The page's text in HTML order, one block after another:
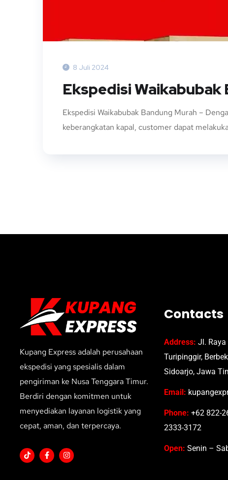
8 Juli 2024
Ekspedisi Waikabubak
Ekspedisi Waikabubak Bandung Murah –
keberangkatan kapal, customer dapat
Kupang Express adalah perusahaan
ekspedisi yang spesialis dalam
pengiriman ke Nusa Tenggara Timur.
Berdiri dengan komitmen untuk
menyediakan layanan logistik yang
cepat, aman, dan terpercaya.
Contacts
Address: Jl. Raya
Turipinggir,
Sidoarjo, Jawa
Email:
Phone: +62 822-
2333-3172
Open: Senin –